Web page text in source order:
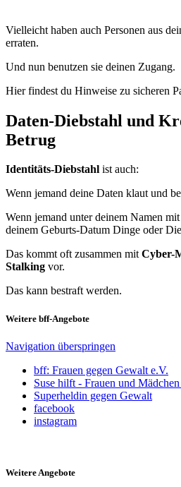
Vielleicht haben auch Personen aus
erraten.
Und nun benutzen sie deinen Zugang.
Hier findest du Hinweise zu sicheren
Daten-Diebstahl und
Betrug
Identitäts-Diebstahl ist auch:
Wenn jemand deine Daten klaut und
Wenn jemand unter deinem Namen
deinem Geburts-Datum Dinge oder
Das kommt oft zusammen mitCyber-
Stalking vor.
Das kann bestraft werden.
Weitere bff-Angebote
Navigation überspringen
bff: Frauen gegen Gewalt e.V.
Suse hilft - Frauen und
Superheldin gegen Gewalt
facebook
instagram
Weitere Angebote